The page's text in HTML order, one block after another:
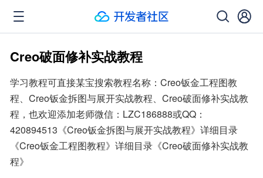
Creo破面修补实战教程
学习教程可直接某宝搜索教程名称：Creo钣金工程图教
程、Creo钣金拆图与展开实战教程、Creo破面修补实战教
程，也欢迎添加老师微信：LZC186888或QQ：
420894513《Creo钣金拆图与展开实战教程》详细目录
《Creo钣金工程图教程》详细目录《Creo破面修补实战教
程》